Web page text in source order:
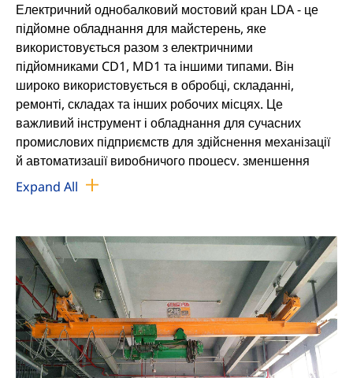
Електричний однобалковий мостовий кран LDA - це
підйомне обладнання для майстерень, яке
використовується разом з електричними
підйомниками CD1, MD1 та іншими типами. Він
широко використовується в обробці, складанні,
ремонті, складах та інших робочих місцях. Це
важливий інструмент і обладнання для сучасних
промислових підприємств для здійснення механізації
й автоматизації виробничого процесу, зменшення
важкої ручної праці, підвищення продуктивності праці.
робочого середовища -25℃～+40℃, відносна
вологість ≤85% і відсутність легкозаймистих,
вибухонебезпечних і корозійних середовищ.
Expand All